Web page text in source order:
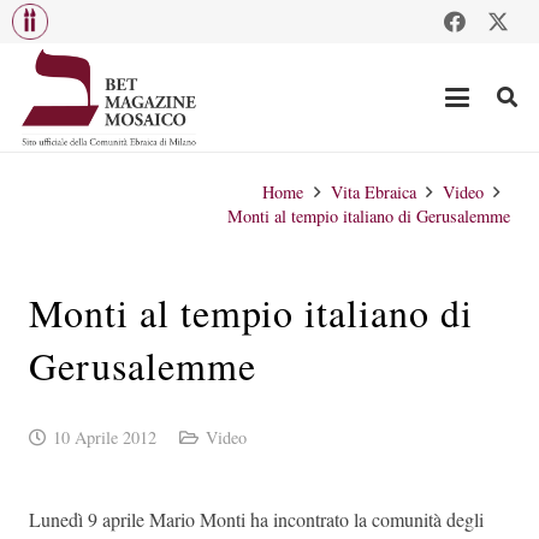
Home Vita Ebraica
Video
Monti al tempio italiano di Gerusalemme
Monti al tempio italiano di
Gerusalemme
10 Aprile 2012 Video
Lunedì 9 aprile Mario Monti ha incontrato la comunità degli